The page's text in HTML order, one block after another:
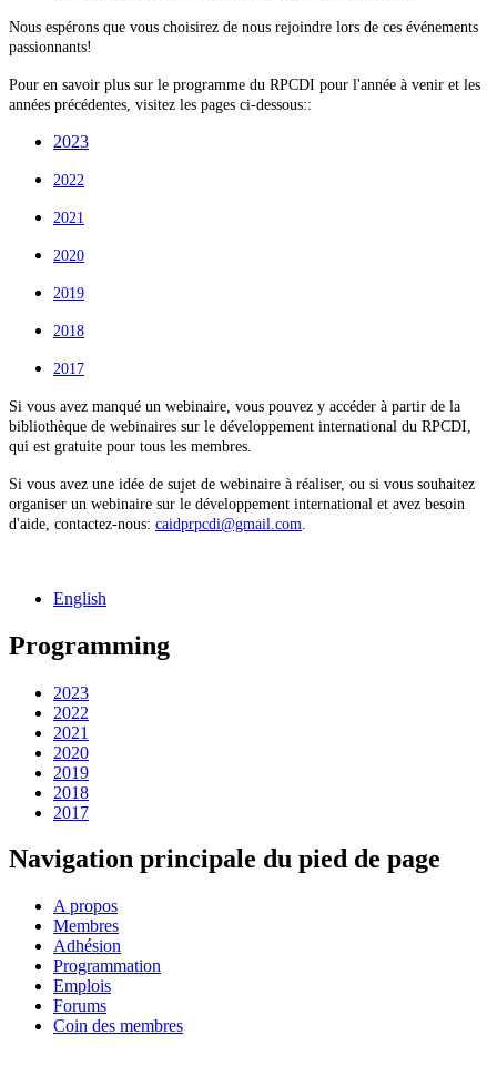
Nous espérons que vous choisirez de nous rejoindre lors de ces événements
passionnants!
Pour en savoir plus sur le programme du RPCDI pour l'année à venir et les
années précédentes, visitez les pages ci-dessous::
2023
2022
2021
2020
2019
2018
2017
Si vous avez manqué un webinaire, vous pouvez y accéder à partir de la
bibliothèque de webinaires sur le développement international du RPCDI,
qui est gratuite pour tous les membres.
Si vous avez une idée de sujet de webinaire à réaliser, ou si vous souhaitez
organiser un webinaire sur le développement international et avez besoin
d'aide, contactez-nous: caidprpcdi@gmail.com
English
Programming
2023
2022
2021
2020
2019
2018
2017
Navigation principale du pied de page
A propos
Membres
Adhésion
Programmation
Emplois
Forums
Coin des membres